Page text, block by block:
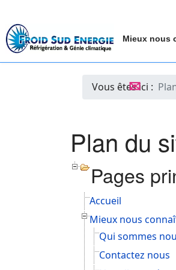
Mieux nous
✉
Vous êtes ici :
Plan du
Pages
Accueil
Mieux nous
Qui sommes
Contactez nous